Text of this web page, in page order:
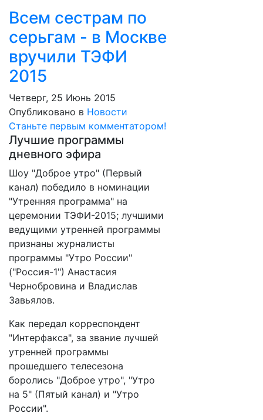
Всем сестрам по
серьгам - в Москве
вручили ТЭФИ
2015
Четверг, 25 Июнь 2015
Опубликовано в Новости
Станьте первым комментатором!
Лучшие программы
дневного эфира
Шоу "Доброе утро" (Первый
канал) победило в номинации
"Утренняя программа" на
церемонии ТЭФИ-2015; лучшими
ведущими утренней программы
признаны журналисты
программы "Утро России"
("Россия-1") Анастасия
Чернобровина и Владислав
Завьялов.
Как передал корреспондент
"Интерфакса", за звание лучшей
утренней программы
прошедшего телесезона
боролись "Доброе утро", "Утро
на 5" (Пятый канал) и "Утро
России".